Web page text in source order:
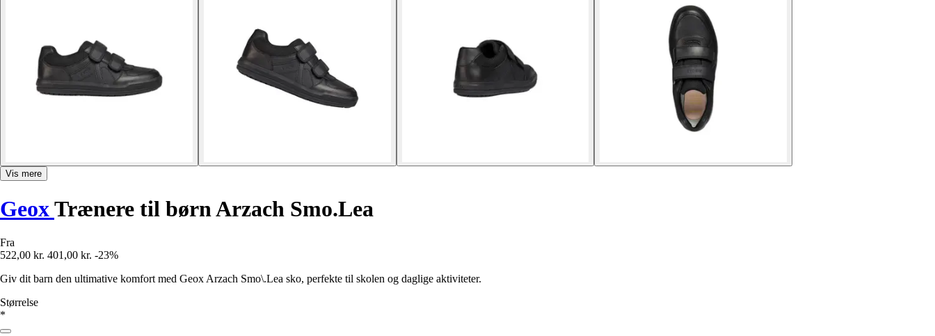
Vis mere
GeoxTrænere til børn Arzach Smo.Lea
Fra
522,00 kr. 401,00 kr. -23%
Giv dit barn den ultimative komfort med Geox Arzach Smo\.Lea sko, perfekte til skolen og daglige aktiviteter.
Størrelse
*